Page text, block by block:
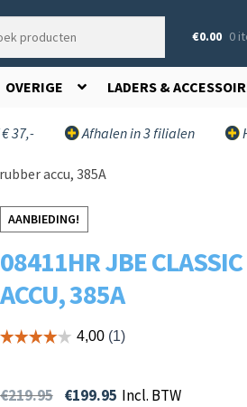
€0.00 0
OVERIGE LADERS &
37,- Afhalen in 3 filialen
accu, 385A
AANBIEDING!
08411HR JBE
ACCU, 385A
€219.95 €199.95 Incl. BTW